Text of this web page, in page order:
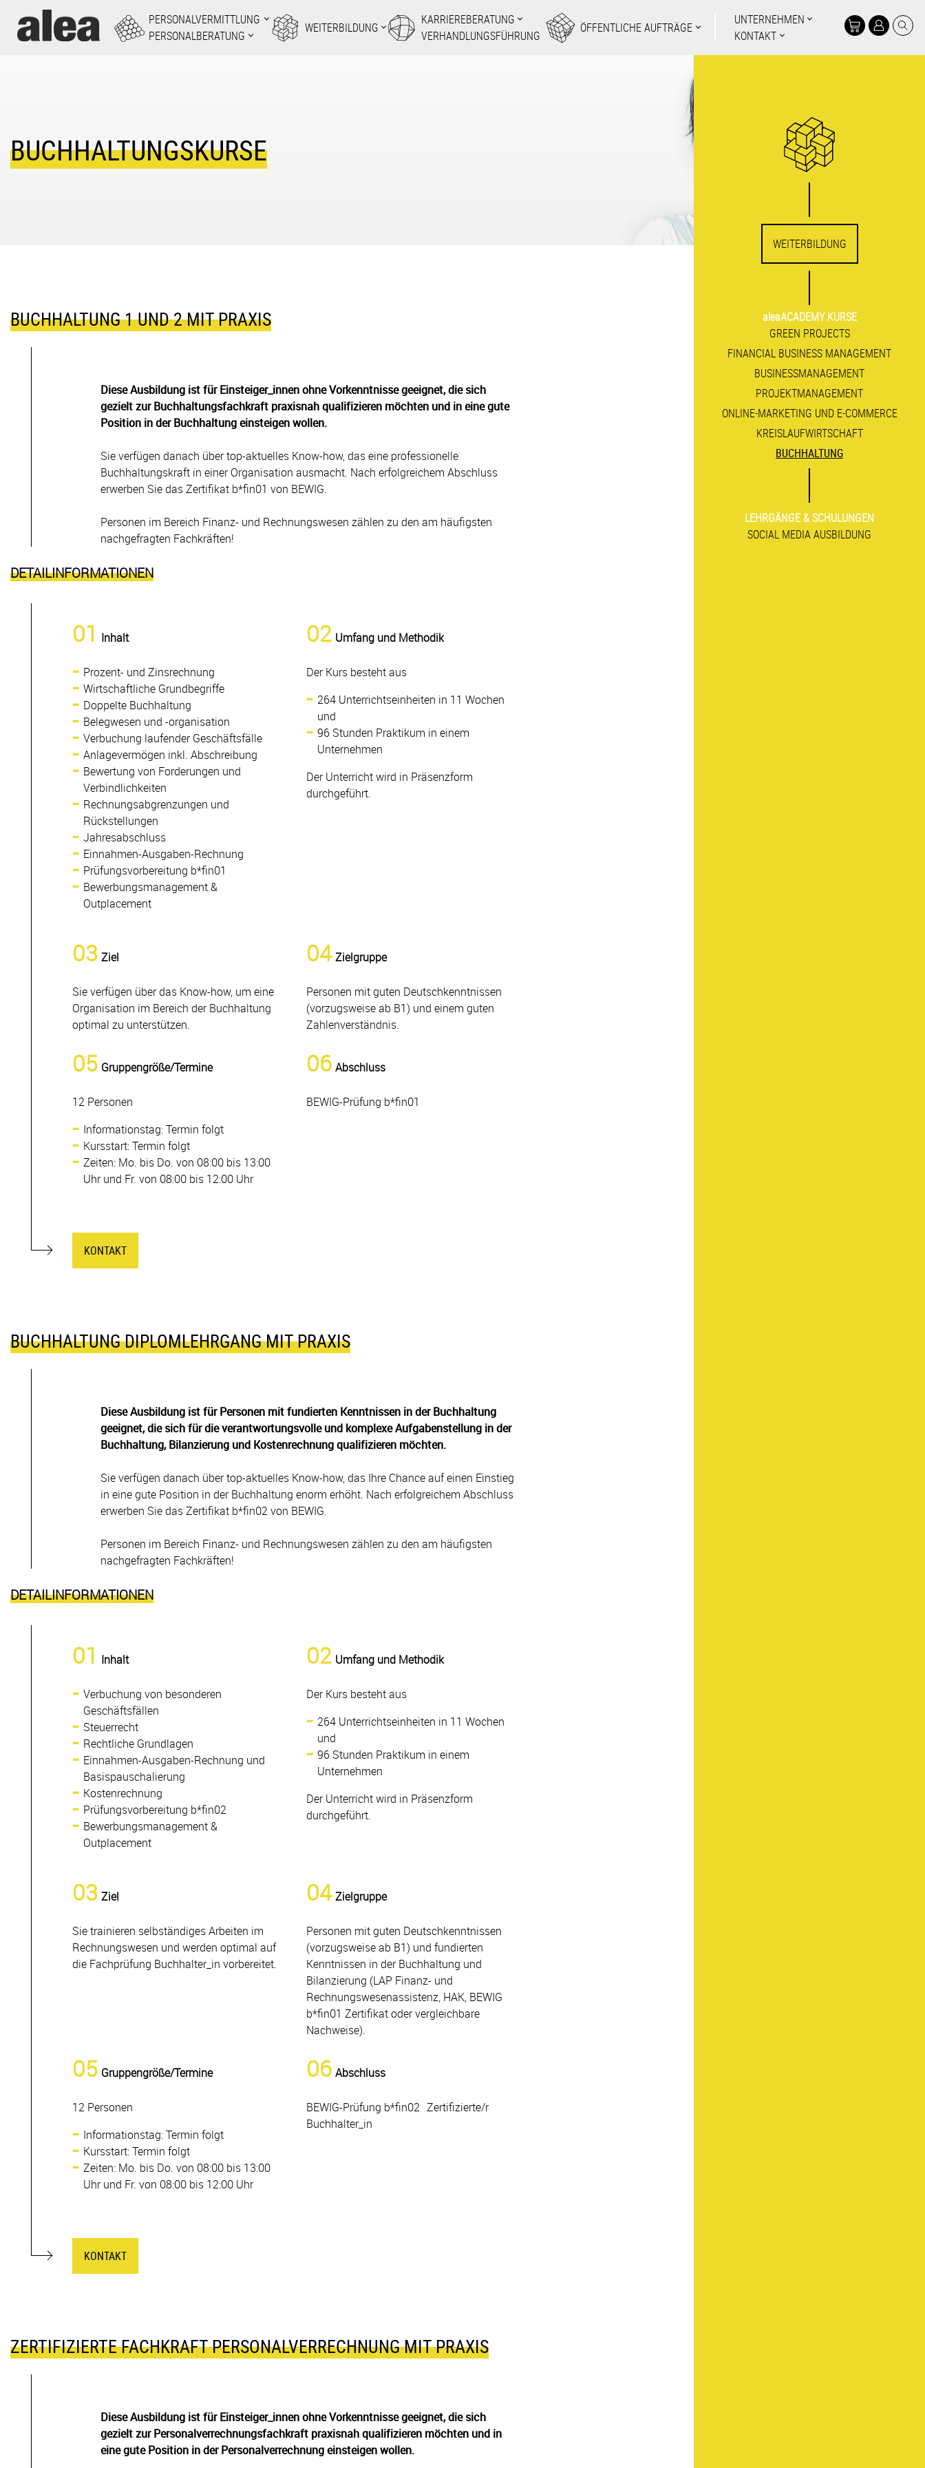
Inhalt
springen
PERSONALVERMITTLUNG
PERSONALBERATUNG
WEITERBILDUNG
KARRIEREBERATUNG
VERHANDLUNGSFÜHRUNG
ÖFFENTLICHE AUFTRÄGE
UNTERNEHMEN
KONTAKT
BUCHHALTUNGSKURSE
BUCHHALTUNG 1 UND 2 MIT PRAXIS
Diese Ausbildung ist für Einsteiger_innen ohne Vorkenntnisse geeignet, die sich
gezielt zur Buchhaltungsfachkraft praxisnah qualifizieren möchten und in eine gute
Position in der Buchhaltung einsteigen wollen.
Sie verfügen danach über top-aktuelles Know-how, das eine professionelle
Buchhaltungskraft in einer Organisation ausmacht. Nach erfolgreichem Abschluss
erwerben Sie das Zertifikat b*fin01 von BEWIG.
Personen im Bereich Finanz- und Rechnungswesen zählen zu den am häufigsten
nachgefragten Fachkräften!
DETAILINFORMATIONEN
01 Inhalt
Prozent- und Zinsrechnung
Wirtschaftliche Grundbegriffe
Doppelte Buchhaltung
Belegwesen und -organisation
Verbuchung laufender Geschäftsfälle
Anlagevermögen inkl. Abschreibung
Bewertung von Forderungen und
Verbindlichkeiten
Rechnungsabgrenzungen und
Rückstellungen
Jahresabschluss
Einnahmen-Ausgaben-Rechnung
Prüfungsvorbereitung b*fin01
Bewerbungsmanagement &
Outplacement
02 Umfang und Methodik
Der Kurs besteht aus
264 Unterrichtseinheiten in 11 Wochen
und
96 Stunden Praktikum in einem
Unternehmen
Der Unterricht wird in Präsenzform
durchgeführt.
03 Ziel
Sie verfügen über das Know-how, um eine
Organisation im Bereich der Buchhaltung
optimal zu unterstützen.
04 Zielgruppe
Personen mit guten Deutschkenntnissen
(vorzugsweise ab B1) und einem guten
Zahlenverständnis.
05 Gruppengröße/Termine
12 Personen
Informationstag: Termin folgt
Kursstart: Termin folgt
Zeiten: Mo. bis Do. von 08:00 bis 13:00
Uhr und Fr. von 08:00 bis 12:00 Uhr
06 Abschluss
BEWIG-Prüfung b*fin01
KONTAKT
BUCHHALTUNG DIPLOMLEHRGANG MIT PRAXIS
Diese Ausbildung ist für Personen mit fundierten Kenntnissen in der Buchhaltung
geeignet, die sich für die verantwortungsvolle und komplexe Aufgabenstellung in der
Buchhaltung, Bilanzierung und Kostenrechnung qualifizieren möchten.
Sie verfügen danach über top-aktuelles Know-how, das Ihre Chance auf einen Einstieg
in eine gute Position in der Buchhaltung enorm erhöht. Nach erfolgreichem Abschluss
erwerben Sie das Zertifikat b*fin02 von BEWIG.
Personen im Bereich Finanz- und Rechnungswesen zählen zu den am häufigsten
nachgefragten Fachkräften!
DETAILINFORMATIONEN
01 Inhalt
Verbuchung von besonderen
Geschäftsfällen
Steuerrecht
Rechtliche Grundlagen
Einnahmen-Ausgaben-Rechnung und
Basispauschalierung
Kostenrechnung
Prüfungsvorbereitung b*fin02
Bewerbungsmanagement &
Outplacement
02 Umfang und Methodik
Der Kurs besteht aus
264 Unterrichtseinheiten in 11 Wochen
und
96 Stunden Praktikum in einem
Unternehmen
Der Unterricht wird in Präsenzform
durchgeführt.
03 Ziel
Sie trainieren selbständiges Arbeiten im
Rechnungswesen und werden optimal auf
die Fachprüfung Buchhalter_in vorbereitet.
04 Zielgruppe
Personen mit guten Deutschkenntnissen
(vorzugsweise ab B1) und fundierten
Kenntnissen in der Buchhaltung und
Bilanzierung (LAP Finanz- und
Rechnungswesenassistenz, HAK, BEWIG
b*fin01 Zertifikat oder vergleichbare
Nachweise).
05 Gruppengröße/Termine
12 Personen
Informationstag: Termin folgt
Kursstart: Termin folgt
Zeiten: Mo. bis Do. von 08:00 bis 13:00
Uhr und Fr. von 08:00 bis 12:00 Uhr
06 Abschluss
BEWIG-Prüfung b*fin02 Zertifizierte/r
Buchhalter_in
KONTAKT
ZERTIFIZIERTE FACHKRAFT PERSONALVERRECHNUNG MIT PRAXIS
Diese Ausbildung ist für Einsteiger_innen ohne Vorkenntnisse geeignet, die sich
gezielt zur Personalverrechnungsfachkraft praxisnah qualifizieren möchten und in
eine gute Position in der Personalverrechnung einsteigen wollen.
WEITERBILDUNG
aleaACADEMY KURSE
GREEN PROJECTS
FINANCIAL BUSINESS MANAGEMENT
BUSINESS­MANAGEMENT
PROJEKT­MANAGEMENT
ONLINE-MARKETING UND E-COMMERCE
KREISLAUF­WIRTSCHAFT
BUCHHALTUNG
LEHRGÄNGE & SCHULUNGEN
SOCIAL MEDIA AUSBILDUNG